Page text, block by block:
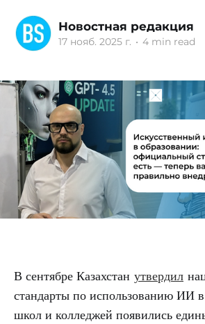
Новостная редакция
17 нояб. 2025 г. • 4 min read
В сентябре Казахстан утвердил
стандарты по использованию ИИ
школ и колледжей появились